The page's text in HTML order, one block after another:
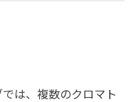
は、複数のクロマト